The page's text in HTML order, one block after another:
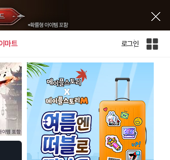
마트 로그인
인